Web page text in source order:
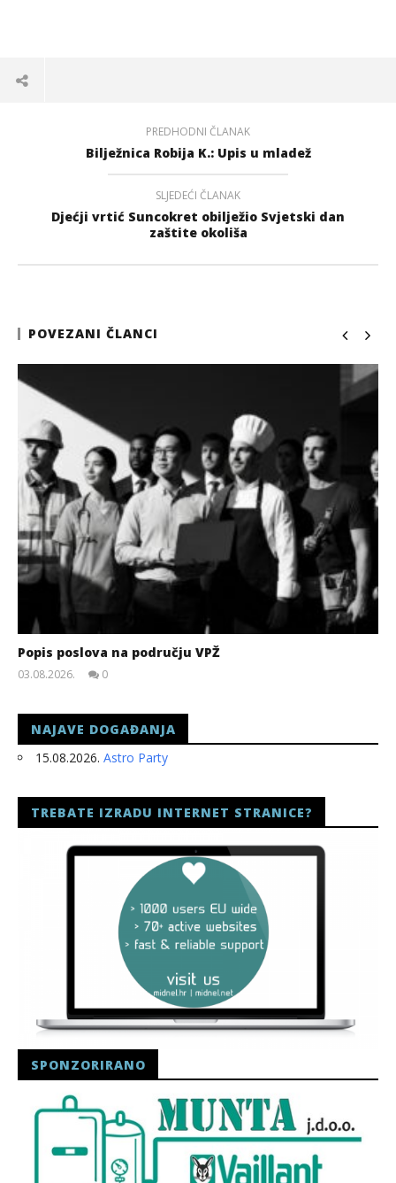
PREDHODNI ČLANAK
Bilježnica Robija K.: Upis u mladež
SLJEDEĆI ČLANAK
Djećji vrtić Suncokret obilježio Svjetski dan
zaštite okoliša
POVEZANI ČLANCI
Popis poslova na području VPŽ
03.08.2026.
0
NAJAVE DOGAĐANJA
15.08.2026. Astro Party
TREBATE IZRADU INTERNET STRANICE?
SPONZORIRANO